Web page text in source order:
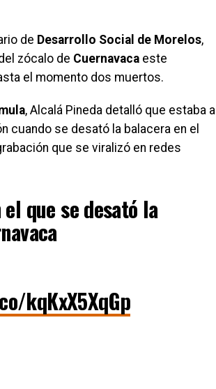
de Desarrollo Social de Morelos,
zócalo de Cuernavaca este
el momento dos muertos.
, Alcalá Pineda detalló que estaba a
se desató la balacera en el
que se viralizó en redes
que se desató la
kqKxX5XqGp